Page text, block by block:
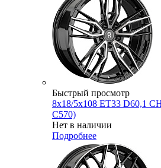
Быстрый просмотр
8x18/5x108 ET33 D60,1
C570)
Нет в наличии
Подробнее